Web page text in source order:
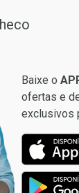
Baixe o
ofertas e
exclusivos